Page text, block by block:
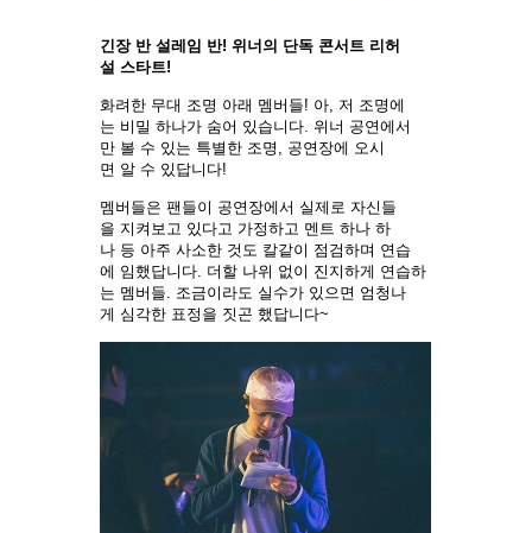
긴장 반 설레임 반! 위너의 단독 콘서트 리허
설 스타트!
화려한 무대 조명 아래 멤버들! 아, 저 조명에
는 비밀 하나가 숨어 있습니다. 위너 공연에서
만 볼 수 있는 특별한 조명, 공연장에 오시
면 알 수 있답니다!
멤버들은 팬들이 공연장에서 실제로 자신들
을 지켜보고 있다고 가정하고 멘트 하나 하
나 등 아주 사소한 것도 칼같이 점검하며 연습
에 임했답니다. 더할 나위 없이 진지하게 연습하
는 멤버들. 조금이라도 실수가 있으면 엄청나
게 심각한 표정을 짓곤 했답니다~